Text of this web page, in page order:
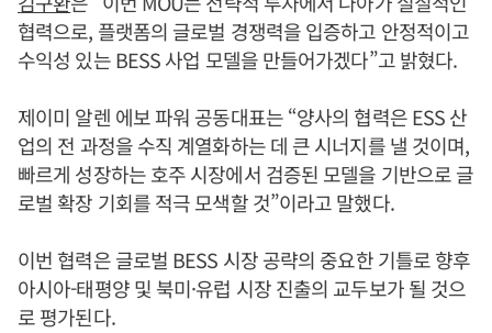
협력으로, 플랫폼의 글로벌 경쟁력을 입증하고 안정적이고
수익성 있는 BESS 사업 모델을 만들어가겠다”고 밝혔다.
제이미 알렌 에보 파워 공동대표는 “양사의 협력은 ESS 산
업의 전 과정을 수직 계열화하는 데 큰 시너지를 낼 것이며,
빠르게 성장하는 호주 시장에서 검증된 모델을 기반으로 글
로벌 확장 기회를 적극 모색할 것”이라고 말했다.
이번 협력은 글로벌 BESS 시장 공략의 중요한 기틀로 향후
아시아-태평양 및 북미·유럽 시장 진출의 교두보가 될 것으
로 평가된다.